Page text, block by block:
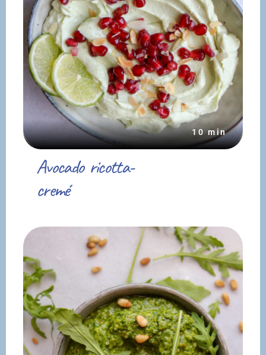
Avocado ricotta-
cremé
10 min